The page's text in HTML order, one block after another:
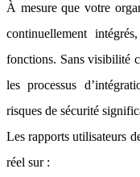
À mesure que votre
continuellement
fonctions. Sans visibilité
les processus
risques de sécurité
Les rapports utilisateurs
réel sur :